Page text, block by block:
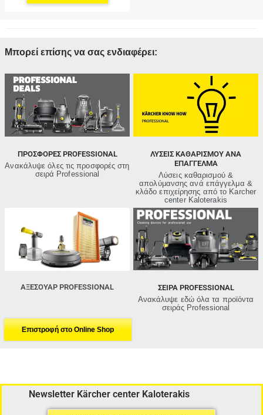
Μπορεί επίσης να σας ενδιαφέρει:
ΠΡΟΣΦΟΡΈΣ PROFESSIONAL
Ανακάλυψε όλες τις προσφορές στη
σειρά Professional
ΛΥΣΕΙΣ ΚΑΘΑΡΙΣΜΟΥ ΑΝΑ
ΕΠΑΓΓΕΛΜΑ
Λύσεις καθαρισμού &
απολύμανσης ανά επάγγελμα &
κλάδο επιχείρησης από τo Karcher
center Kaloterakis
ΑΞΕΣΟΥΑΡ PROFESSIONAL
ΣΕΙΡΑ PROFESSIONAL
Ανακάλυψε εδώ όλα τα προϊόντα
σειράς Professional
Επιστροφή στo Online Shop
Newsletter Kärcher center Kaloterakis